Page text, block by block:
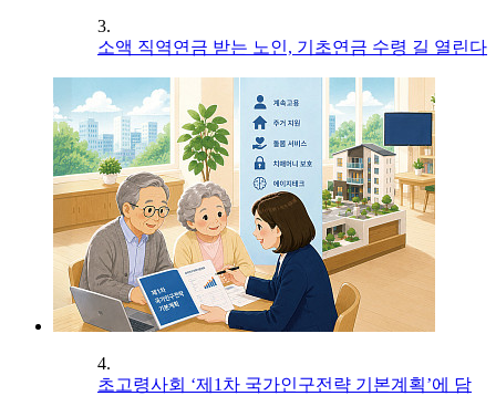
3.
소액 직역연금 받는 노인, 기초연금 수령 길 열린다
4.
초고령사회 ‘제1차 국가인구전략 기본계획’에 담